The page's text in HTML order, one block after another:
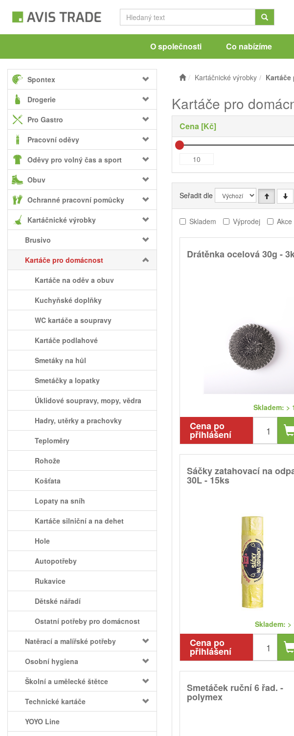
O společnosti Co nabízíme
Spontex
Drogerie
Pro Gastro
Pracovní oděvy
Oděvy pro volný čas a sport
Obuv
Ochranné pracovní pomůcky
Kartáčnické výrobky
Brusivo
Kartáče pro domácnost
Kartáče na oděv a obuv
Kuchyňské doplňky
WC kartáče a soupravy
Kartáče podlahové
Smetáky na hůl
Smetáčky a lopatky
Úklidové soupravy, mopy, vědra
Hadry, utěrky a prachovky
Teploměry
Rohože
Košťata
Lopaty na sníh
Kartáče silniční a na dehet
Hole
Autopotřeby
Rukavice
Dětské nářadí
Ostatní potřeby pro domácnost
Natěrací a malířské potřeby
Osobní hygiena
Školní a umělecké štětce
Technické kartáče
YOYO Line
Kartáčnické výrobky
Kartáče pro
Cena [Kč]
Seřadit dle
Skladem Výprodej Akce
Drátěnka ocelová 30g -
Skladem: >
Cena po
přihlášení
Sáčky zatahovací na
30L - 15ks
Skladem: >
Cena po
přihlášení
Smetáček ruční 6 řad. -
polymex